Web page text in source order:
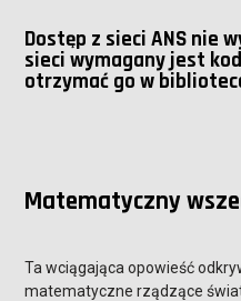
Dostęp z sieci ANS nie
sieci wymagany jest
otrzymać go w
Matematyczny
Ta wciągająca opowieść
matematyczne rządzące